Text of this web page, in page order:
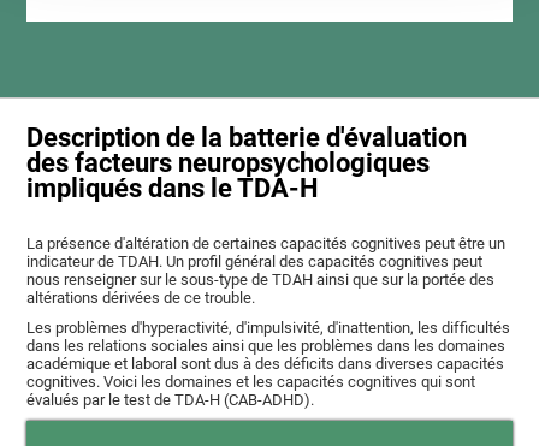
Description de la batterie d'évaluation
des facteurs neuropsychologiques
impliqués dans le TDA-H
La présence d'altération de certaines capacités cognitives peut être un
indicateur de TDAH. Un profil général des capacités cognitives peut
nous renseigner sur le sous-type de TDAH ainsi que sur la portée des
altérations dérivées de ce trouble.
Les problèmes d'hyperactivité, d'impulsivité, d'inattention, les difficultés
dans les relations sociales ainsi que les problèmes dans les domaines
académique et laboral sont dus à des déficits dans diverses capacités
cognitives. Voici les domaines et les capacités cognitives qui sont
évalués par le test de TDA-H (CAB-ADHD).